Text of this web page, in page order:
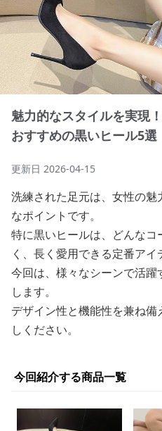
魅力的なスタイルを実現
おすすめの黒いヒール5選
更新日 2026-04-15
洗練された足元は、女性の
なポイントです。
特に黒いヒールは、どんな
く、長く愛用できる定番アイ
今回は、様々なシーンで活
します。
デザイン性と機能性を兼ね
しください。
今回紹介する商品一覧